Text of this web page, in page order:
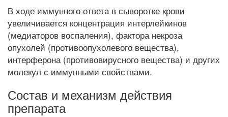
В ходе иммунного ответа в сыворотке крови
увеличивается концентрация интерлейкинов
(медиаторов воспаления), фактора некроза
опухолей (противоопухолевого вещества),
интерферона (противовирусного вещества) и других
молекул с иммунными свойствами.
Состав и механизм действия
препарата